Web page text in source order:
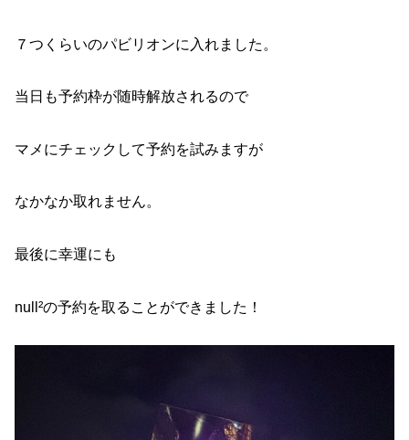
７つくらいのパビリオンに入れました。
当日も予約枠が随時解放されるので
マメにチェックして予約を試みますが
なかなか取れません。
最後に幸運にも
null²の予約を取ることができました！